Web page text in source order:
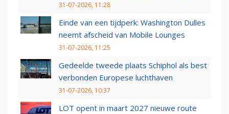
31-07-2026, 11:28
Einde van een tijdperk: Washington Dulles
neemt afscheid van Mobile Lounges
31-07-2026, 11:25
Gedeelde tweede plaats Schiphol als best
verbonden Europese luchthaven
31-07-2026, 10:37
LOT opent in maart 2027 nieuwe route